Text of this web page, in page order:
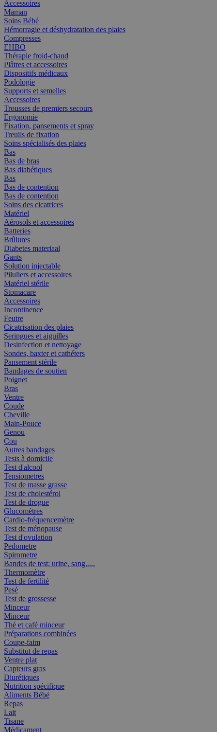
Accessoires
Maman
Soins Bébé
Hémorragie et déshydratation des plaies
Compresses
EHBO
Thérapie froid-chaud
Plâtres et accessoires
Dispositifs médicaux
Podologie
Supports et semelles
Accessoires
Trousses de premiers secours
Ergonomie
Fixation, pansements et spray
Treuils de fixation
Soins spécialisés des plaies
Bas
Bas de bras
Bas diabétiques
Bas
Bas de contention
Bas de contention
Soins des cicatrices
Matériel
Aérosols et accessoires
Batteries
Brûlures
Diabetes materiaal
Gants
Solution injectable
Piluliers et accessoires
Matériel stérile
Stomacare
Accessoires
Incontinence
Feutre
Cicatrisation des plaies
Seringues et aiguilles
Desinfection et nettoyage
Sondes, baxter et cathéters
Pansement stérile
Bandages de soutien
Poignet
Bras
Ventre
Coude
Cheville
Main-Pouce
Genou
Cou
Autres bandages
Tests à domicile
Test d'alcool
Tensiometres
Test de masse grasse
Test de cholestérol
Test de drogue
Glucomètres
Cardio-fréquencemètre
Test de ménopause
Test d'ovulation
Pedometre
Spirometre
Bandes de test: urine, sang,....
Thermomètre
Test de fertilité
Pesé
Test de grossesse
Minceur
Minceur
Thé et café minceur
Préparations combinées
Coupe-faim
Substitut de repas
Ventre plat
Capteurs gras
Diurétiques
Nutrition spécifique
Aliments Bébé
Repas
Lait
Tisane
Médicament